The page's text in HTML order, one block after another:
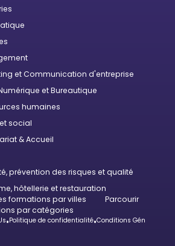
et Communication d'entreprise
et Bureautique
humaines
social
& Accueil
prévention des risques et qualité
hôtellerie et restauration
formations par villes
Parcourir
par catégories
•Politique de confidentialité•Conditions Générales